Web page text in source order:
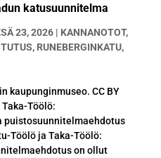
katusuunnitelma
23, 2026| KANNANOTOT,
, RUNEBERGINKATU,
kaupunginmuseo. CC BY
Töölö:
puistosuunnitelmaehdotus
Töölö ja Taka-Töölö:
on ollut